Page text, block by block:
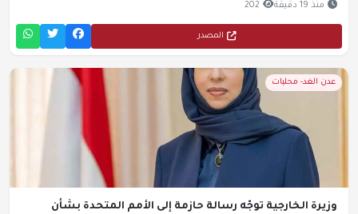
منذ 19 دقيقة 202
المصدر
عدن الغد- محليات
وزيرة الخارجية توجّه رسالة حازمة إلى الأمم المتحدة بشأن